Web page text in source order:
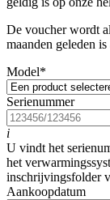
De voucher wordt
maanden geleden
Model*
Serienummer
i
U vindt het
het
inschrijvingsfolder
Aankoopdatum